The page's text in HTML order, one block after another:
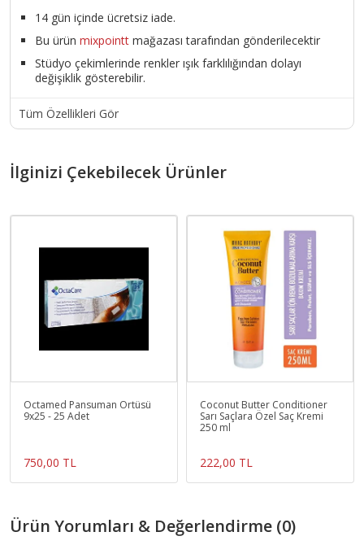
14 gün içinde ücretsiz iade.
Bu ürün mixpointt mağazası tarafından gönderilecektir
Stüdyo çekimlerinde renkler ışık farklılığından dolayı
değişiklik gösterebilir.
Tüm Özellikleri Gör
İlginizi Çekebilecek Ürünler
Octamed Pansuman Örtüsü
9x25 - 25 Adet
750,00 TL
Coconut Butter Conditioner
Sarı Saçlara Özel Saç Kremi
250 ml
222,00 TL
Ürün Yorumları & Değerlendirme (0)